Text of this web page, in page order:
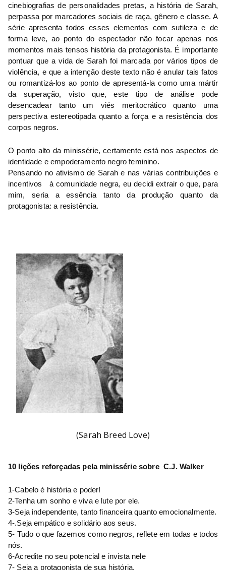
cinebiografias de personalidades pretas, a história de Sarah,
perpassa por marcadores sociais de raça, gênero e classe. A
série apresenta todos esses elementos com sutileza e de
forma leve, ao ponto do espectador não focar apenas nos
momentos mais tensos história da protagonista. É importante
pontuar que a vida de Sarah foi marcada por vários tipos de
violência, e que a intenção deste texto não é anular tais fatos
ou romantizá-los ao ponto de apresentá-la como uma mártir
da superação, visto que, este tipo de análise pode
desencadear tanto um viés meritocrático quanto uma
perspectiva estereotipada quanto a força e a resistência dos
corpos negros.
O ponto alto da minissérie, certamente está nos aspectos de
identidade e empoderamento negro feminino.
Pensando no ativismo de Sarah e nas várias contribuições e
incentivos   à comunidade negra, eu decidi extrair o que, para
mim, seria a essência tanto da produção quanto da
protagonista: a resistência.
(Sarah Breed Love)
10 lições reforçadas pela minissérie sobre  C.J. Walker
1-Cabelo é história e poder!
2-Tenha um sonho e viva e lute por ele.
3-Seja independente, tanto financeira quanto emocionalmente.
4-.Seja empático e solidário aos seus.
5- Tudo o que fazemos como negros, reflete em todas e todos
nós.
6-Acredite no seu potencial e invista nele
7- Seja a protagonista de sua história.